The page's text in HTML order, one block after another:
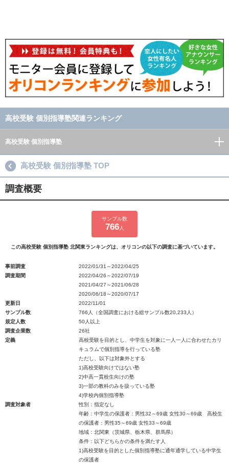
高校受験 個別指導塾関連ランキング
高校受験 個別指導塾
高校受験 個別指導塾 TOP
調査概要
サンプル数
766人
この高校受験 個別指導塾 北関東ランキングは、オリコンの以下の調査に基づいています。
事前調査
2022/01/31～2022/04/25
調査期間
2022/04/26～2022/07/19
2021/04/27～2021/06/28
2020/06/18～2020/07/17
更新日
2022/11/01
サンプル数
766人（全国調査における総サンプル数20,233人）
規定人数
50人以上
調査企業数
26社
定義
高校受験を目的とし、中学生を対象に一人一人に合わせたカリ
キュラムで個別指導を行っている塾
ただし、以下は対象外とする
1)高校受験向けではない塾
2)中高一貫校生向けの塾
3)一部の教科のみを扱っている塾
4)学校内個別指導塾
調査対象者
性別：指定なし
年齢：中学生の保護者：男性32～69歳 女性30～69歳 高校生
の保護者：男性35～69歳 女性33～69歳
地域：北関東（茨城県、栃木県、群馬県）
条件：以下どちらかの条件を満たす人
1)高校受験を目的とした個別指導塾に通年通学している中学生
の保護者